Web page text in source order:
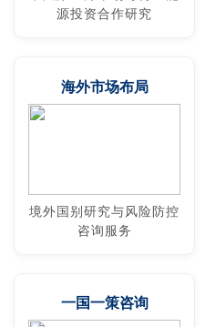
源投资合作研究
海外市场布局
境外国别研究与风险防控
咨询服务
一国一策咨询